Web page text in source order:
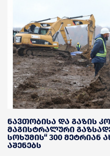
ნავთობისა და გაზის
მაგისტრალური
სოხუმის“ 300 მეტრიან
აშენებს